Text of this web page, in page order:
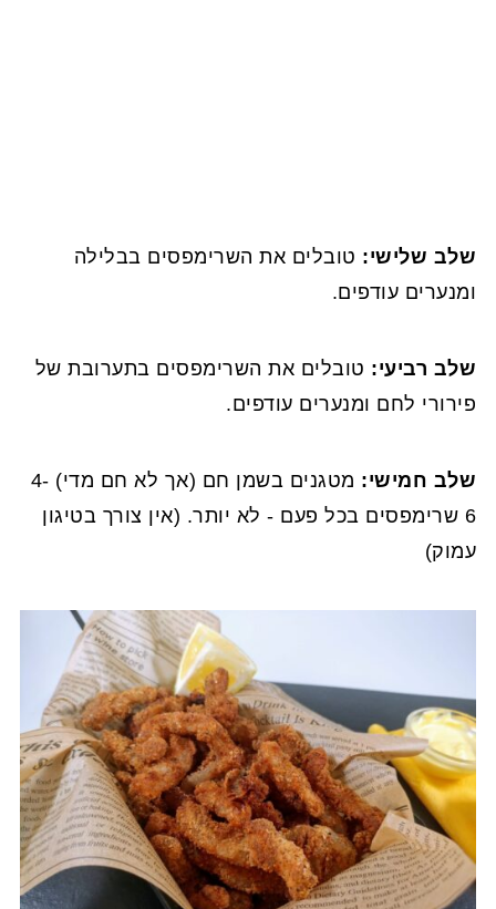
שלב שלישי: טובלים את השרימפסים בבלילה
ומנערים עודפים.
שלב רביעי: טובלים את השרימפסים בתערובת של
פירורי לחם ומנערים עודפים.
שלב חמישי:
מטגנים בשמן חם (אך לא חם מדי) 4-
6 שרימפסים בכל פעם - לא יותר. (אין צורך בטיגון
עמוק)